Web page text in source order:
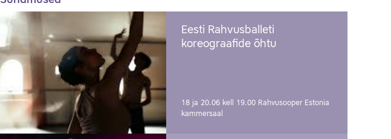
Eesti Rahvusballeti
koreograafide õhtu
18 ja 20.06 kell 19.00 Rahvusooper Estonia
kammersaal